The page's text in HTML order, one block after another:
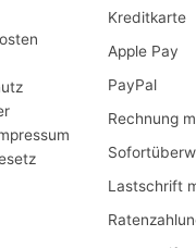
Kreditkarte
Apple Pay
PayPal
Rechnung
Lastschrift